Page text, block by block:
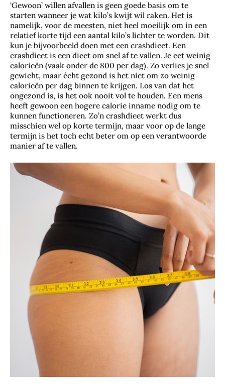
‘Gewoon’ willen afvallen is geen goede basis om te
starten wanneer je wat kilo’s kwijt wil raken. Het is
namelijk, voor de meesten, niet heel moeilijk om in een
relatief korte tijd een aantal kilo’s lichter te worden. Dit
kun je bijvoorbeeld doen met een crashdieet. Een
crashdieet is een dieet om snel af te vallen. Je eet weinig
calorieën (vaak onder de 800 per dag). Zo verlies je snel
gewicht, maar écht gezond is het niet om zo weinig
calorieën per dag binnen te krijgen. Los van dat het
ongezond is, is het ook nooit vol te houden. Een mens
heeft gewoon een hogere calorie inname nodig om te
kunnen functioneren. Zo’n crashdieet werkt dus
misschien wel op korte termijn, maar voor op de lange
termijn is het toch echt beter om op een verantwoorde
manier af te vallen.